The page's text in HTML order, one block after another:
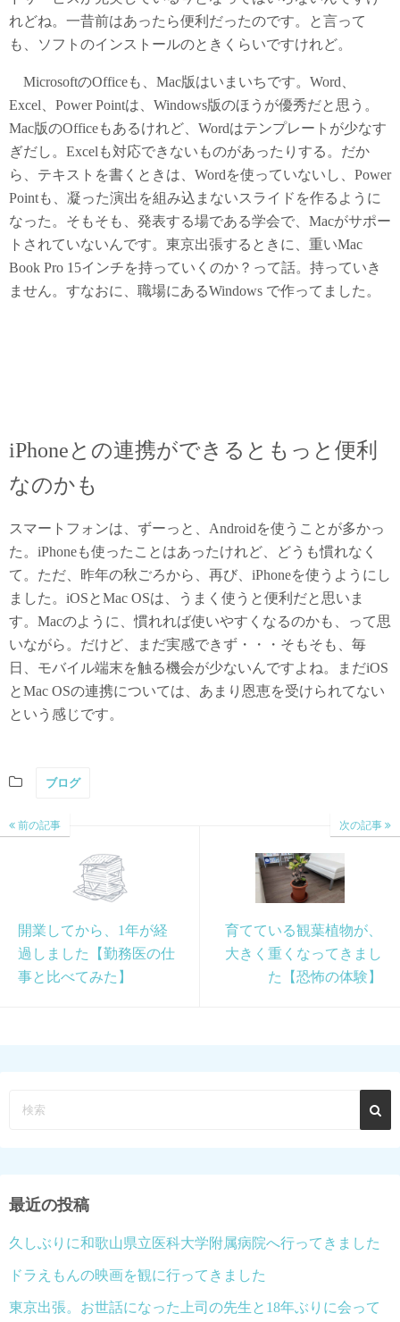
れどね。一昔前はあったら便利だったのです。と言って
も、ソフトのインストールのときくらいですけれど。
MicrosoftのOfficeも、Mac版はいまいちです。Word、
Excel、Power Pointは、Windows版のほうが優秀だと思う。
Mac版のOfficeもあるけれど、Wordはテンプレートが少なす
ぎだし。Excelも対応できないものがあったりする。だか
ら、テキストを書くときは、Wordを使っていないし、Power
Pointも、凝った演出を組み込まないスライドを作るように
なった。そもそも、発表する場である学会で、Macがサポー
トされていないんです。東京出張するときに、重いMac
Book Pro 15インチを持っていくのか？って話。持っていき
ません。すなおに、職場にあるWindows で作ってました。
iPhoneとの連携ができるともっと便利
なのかも
スマートフォンは、ずーっと、Androidを使うことが多かっ
た。iPhoneも使ったことはあったけれど、どうも慣れなく
て。ただ、昨年の秋ごろから、再び、iPhoneを使うようにし
ました。iOSとMac OSは、うまく使うと便利だと思いま
す。Macのように、慣れれば使いやすくなるのかも、って思
いながら。だけど、まだ実感できず・・・そもそも、毎
日、モバイル端末を触る機会が少ないんですよね。まだiOS
とMac OSの連携については、あまり恩恵を受けられてない
という感じです。
ブログ
前の記事
開業してから、1年が経
過しました【勤務医の仕
事と比べてみた】
次の記事
育てている観葉植物が、
大きく重くなってきまし
た【恐怖の体験】
最近の投稿
久しぶりに和歌山県立医科大学附属病院へ行ってきました
ドラえもんの映画を観に行ってきました
東京出張。お世話になった上司の先生と18年ぶりに会って